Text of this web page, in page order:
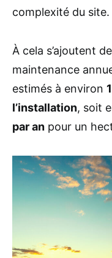
complexité du site.
À cela s’ajoutent
maintenance
estimés à environ
l’installation, soit
par an pour un